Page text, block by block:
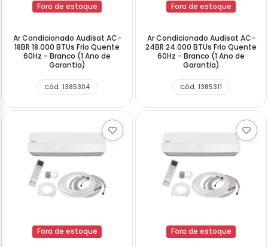
Fora de estoque
Ar Condicionado Audisat AC-
18BR 18.000 BTUs Frio Quente
60Hz - Branco (1 Ano de
Garantia)
Cód. 1385304
Fora de estoque
Ar Condicionado Audisat AC-
24BR 24.000 BTUs Frio Quente
60Hz - Branco (1 Ano de
Garantia)
Cód. 1385311
Fora de estoque Fora de estoque